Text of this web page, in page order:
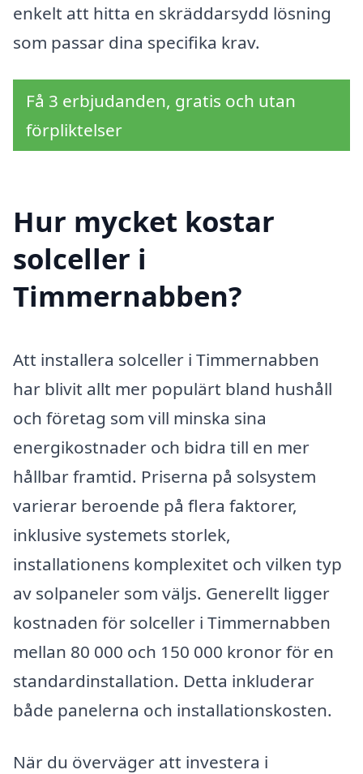
enkelt att hitta en skräddarsydd lösning
som passar dina specifika krav.
Få 3 erbjudanden, gratis och utan
förpliktelser
Hur mycket kostar
solceller i
Timmernabben?
Att installera solceller i Timmernabben
har blivit allt mer populärt bland hushåll
och företag som vill minska sina
energikostnader och bidra till en mer
hållbar framtid. Priserna på solsystem
varierar beroende på flera faktorer,
inklusive systemets storlek,
installationens komplexitet och vilken typ
av solpaneler som väljs. Generellt ligger
kostnaden för solceller i Timmernabben
mellan 80 000 och 150 000 kronor för en
standardinstallation. Detta inkluderar
både panelerna och installationskosten.
När du överväger att investera i